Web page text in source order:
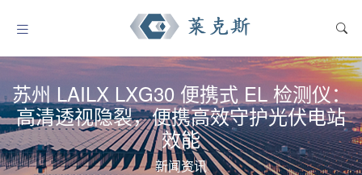
苏州 LAILX LXG30 便携式 EL 检测仪：
高清透视隐裂，便携高效守护光伏电站
效能
新闻资讯